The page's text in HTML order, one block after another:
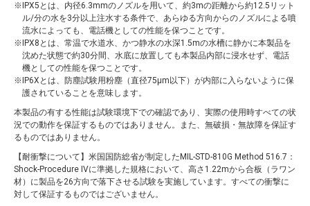
IPX5とは、内径6.3mmのノズルを用いて、約3mの距離から約12.5リット
ル/分の水を3分以上注水する条件で、あらゆる方向からのノズルによる噴
流水によっても、電話機としての性能を保つことです。
IPX8とは、常温で水道水、かつ静水の水深1.5mの水槽に静かに本製品を
沈めた状態で約30分間、水底に放置しても本製品内部に浸水せず、電話
機としての性能を保つことです。
IP6Xとは、防塵試験用粉塵（直径75μm以下）が内部に入らないように保
護されていることを意味します。
本製品の有する性能は試験環境下での確認であり、実際の使用時すべての状
況での動作を保証するものではありません。また、無破損・無故障を保証す
るものではありません。
【耐衝撃について】米国国防総省が制定したMIL-STD-810G Method 516.7：
Shock-Procedure IVに準拠した規格において、高さ1.22mから合板（ラワン
材）に製品を26方向で落下させる試験を実施しています。すべての衝撃に
対して保証するものではございません。